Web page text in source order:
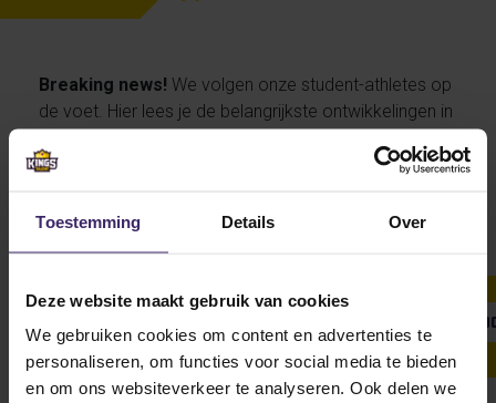
Toestemming Details Over
Deze website maakt gebruik van cookies
We gebruiken cookies om content en advertenties te
personaliseren, om functies voor social media te bieden
en om ons websiteverkeer te analyseren. Ook delen we
Breaking news! We volgen onze student-athletes op
de voet. Hier lees je de belangrijkste ontwikkelingen in
persoonlijke verhalen van onze talenten… en straks